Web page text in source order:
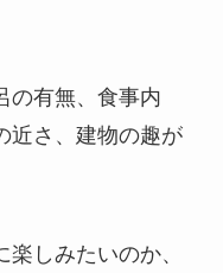
の有無、食事内
近さ、建物の趣が
しみたいのか、